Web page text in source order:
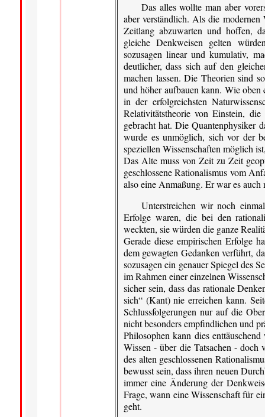
Das alles wollte man aber
aber verständlich. Als die modernen
Zeitlang abzuwarten und hoffen,
gleiche Denkweisen gelten
sozusagen linear und kumulativ,
deutlicher, dass sich auf den
machen lassen. Die Theorien sind
und höher aufbauen kann. Wie oben
in der erfolgreichsten
Relativitätstheorie von Einstein,
gebracht hat. Die Quantenphysiker
wurde es unmöglich, sich vor der
speziellen Wissenschaften möglich
Das Alte muss von Zeit zu Zeit
geschlossene Rationalismus vom
also eine Anmaßung. Er war es
Unterstreichen wir noch
Erfolge waren, die bei den
weckten, sie würden die ganze
Gerade diese empirischen Erfolge
dem gewagten Gedanken verführt,
sozusagen ein genauer Spiegel des
im Rahmen einer einzelnen
sicher sein, dass das rationale
sich“ (Kant) nie erreichen kann.
Schlussfolgerungen nur auf die
nicht besonders empfindlichen und
Philosophen kann dies
Wissen - über die Tatsachen - doch
des alten geschlossenen
bewusst sein, dass ihren neuen
immer eine Änderung der
Frage, wann eine Wissenschaft für
geht.